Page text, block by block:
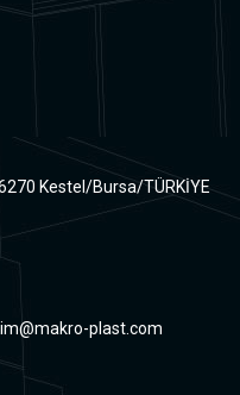
Kestel/Bursa/TÜRKİYE
plast.com